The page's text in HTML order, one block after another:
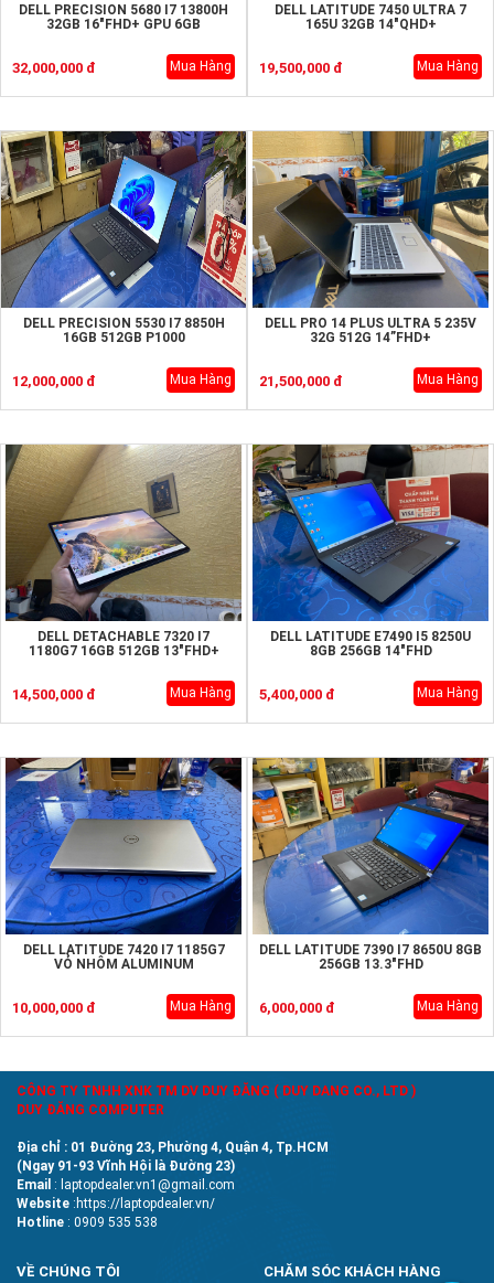
DELL PRECISION 5680 I7 13800H
32GB 16"FHD+ GPU 6GB
32,000,000 đ Mua Hàng
DELL LATITUDE 7450 ULTRA 7
165U 32GB 14"QHD+
19,500,000 đ Mua Hàng
DELL PRECISION 5530 I7 8850H
16GB 512GB P1000
12,000,000 đ Mua Hàng
DELL PRO 14 PLUS ULTRA 5 235V
32G 512G 14”FHD+
21,500,000 đ Mua Hàng
DELL DETACHABLE 7320 I7
1180G7 16GB 512GB 13"FHD+
14,500,000 đ Mua Hàng
DELL LATITUDE E7490 I5 8250U
8GB 256GB 14"FHD
5,400,000 đ Mua Hàng
DELL LATITUDE 7420 I7 1185G7
VỎ NHÔM ALUMINUM
10,000,000 đ Mua Hàng
DELL LATITUDE 7390 I7 8650U 8GB
256GB 13.3"FHD
6,000,000 đ Mua Hàng
CÔNG TY TNHH XNK TM DV DUY ĐĂNG ( DUY DANG CO., LTD )
DUY ĐĂNG COMPUTER
Địa chỉ : 01 Đường 23, Phường 4, Quận 4, Tp.HCM
(Ngay 91-93 Vĩnh Hội là Đường 23)
Email : laptopdealer.vn1@gmail.com
Website :https://laptopdealer.vn/
Hotline : 0909 535 538
VỀ CHÚNG TÔI CHĂM SÓC KHÁCH HÀNG